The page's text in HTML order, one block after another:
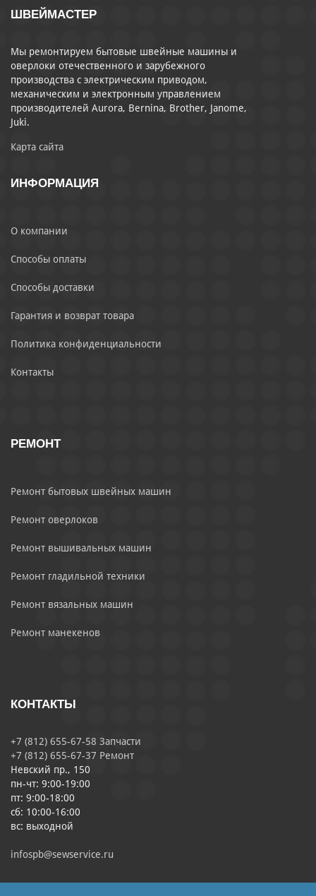
ШВЕЙМАСТЕР
Мы ремонтируем бытовые швейные машины и
оверлоки отечественного и зарубежного
производства с электрическим приводом,
механическим и электронным управлением
производителей Aurora, Bernina, Brother, Janome,
Juki.
Карта сайта
ИНФОРМАЦИЯ
О компании
Способы оплаты
Способы доставки
Гарантия и возврат товара
Политика конфиденциальности
Контакты
РЕМОНТ
Ремонт бытовых швейных машин
Ремонт оверлоков
Ремонт вышивальных машин
Ремонт гладильной техники
Ремонт вязальных машин
Ремонт манекенов
КОНТАКТЫ
+7 (812) 655-67-58 Запчасти
+7 (812) 655-67-37 Ремонт
Невский пр., 150
пн-чт: 9:00-19:00
пт: 9:00-18:00
сб: 10:00-16:00
вс: выходной
infospb@sewservice.ru